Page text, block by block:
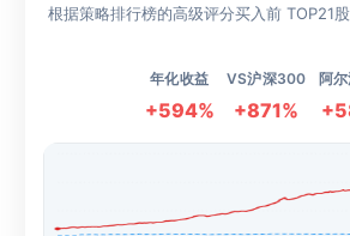
根据策略排行榜的高级评分买入前 TOP21
年化收益
+594%
VS沪深300
+871%
阿